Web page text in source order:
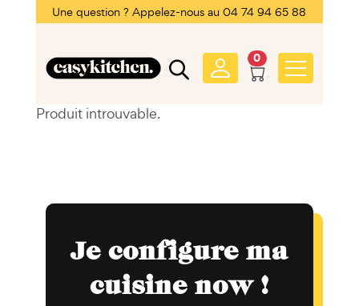
Une question ? Appelez-nous au 04 74 94 65 88
0
Produit introuvable.
Je configure ma
cuisine now !